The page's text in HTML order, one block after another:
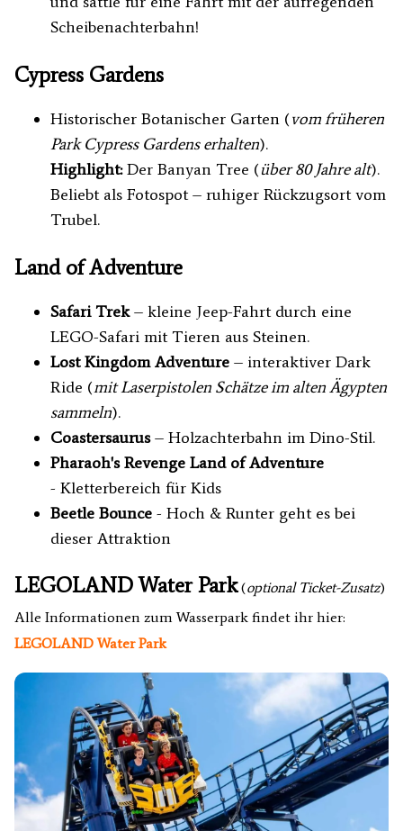
Scheibenachterbahn!
Cypress Gardens
Historischer Botanischer Garten (vom früheren
Park Cypress Gardens erhalten).
Highlight:Der Banyan Tree (über 80 Jahre alt).
Beliebt als Fotospot – ruhiger Rückzugsort vom
Trubel.
Land of Adventure
Safari Trek– kleine Jeep-Fahrt durch eine
LEGO-Safari mit Tieren aus Steinen.
Lost Kingdom Adventure – interaktiver Dark
Ride (mit Laserpistolen Schätze im alten Ägypten
sammeln).
Coastersaurus– Holzachterbahn im Dino-Stil.
Pharaoh's Revenge Land of Adventure
- Kletterbereich für Kids
Beetle Bounce - Hoch & Runter geht es bei
dieser Attraktion
LEGOLAND Water Park(optional Ticket-Zusatz)
Alle Informationen zum Wasserpark findet ihr hier:
LEGOLAND Water Park